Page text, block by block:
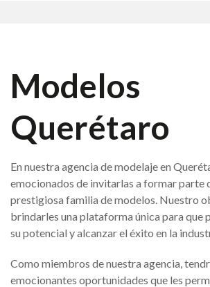
Modelos
Querétaro
En nuestra agencia de modelaje en
emocionados de invitarlas a formar parte
prestigiosa familia de modelos. Nuestro
brindarles una plataforma única para que
su potencial y alcanzar el éxito en la
Como miembros de nuestra agencia,
emocionantes oportunidades que les